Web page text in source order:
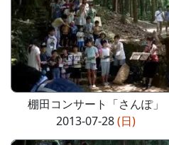
棚田コンサート「さんぽ」
2013-07-28(日)